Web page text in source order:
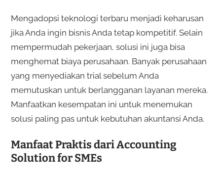
Mengadopsi teknologi terbaru menjadi keharusan
jika Anda ingin bisnis Anda tetap kompetitif. Selain
mempermudah pekerjaan, solusi ini juga bisa
menghemat biaya perusahaan. Banyak perusahaan
yang menyediakan trial sebelum Anda
memutuskan untuk berlangganan layanan mereka.
Manfaatkan kesempatan ini untuk menemukan
solusi paling pas untuk kebutuhan akuntansi Anda.
Manfaat Praktis dari Accounting
Solution for SMEs